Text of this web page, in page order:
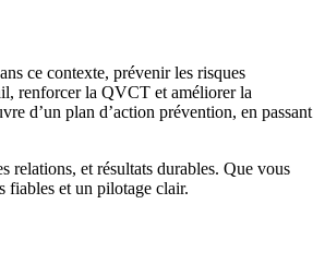
ce contexte, prévenir les risques
renforcer la QVCT et améliorer la
d’un plan d’action prévention, en passant
relations, et résultats durables. Que vous
fiables et un pilotage clair.